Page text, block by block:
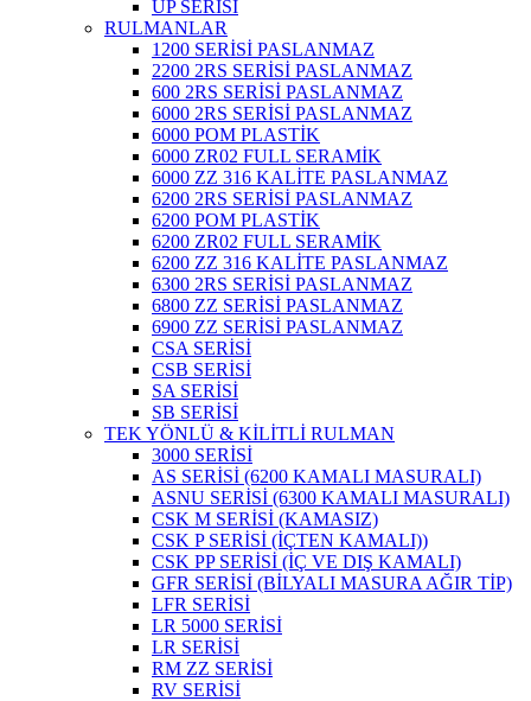
UP SERİSİ
RULMANLAR
1200 SERİSİ PASLANMAZ
2200 2RS SERİSİ PASLANMAZ
600 2RS SERİSİ PASLANMAZ
6000 2RS SERİSİ PASLANMAZ
6000 POM PLASTİK
6000 ZR02 FULL SERAMİK
6000 ZZ 316 KALİTE PASLANMAZ
6200 2RS SERİSİ PASLANMAZ
6200 POM PLASTİK
6200 ZR02 FULL SERAMİK
6200 ZZ 316 KALİTE PASLANMAZ
6300 2RS SERİSİ PASLANMAZ
6800 ZZ SERİSİ PASLANMAZ
6900 ZZ SERİSİ PASLANMAZ
CSA SERİSİ
CSB SERİSİ
SA SERİSİ
SB SERİSİ
TEK YÖNLÜ & KİLİTLİ RULMAN
3000 SERİSİ
AS SERİSİ (6200 KAMALI MASURALI)
ASNU SERİSİ (6300 KAMALI MASURALI)
CSK M SERİSİ (KAMASIZ)
CSK P SERİSİ (İÇTEN KAMALI))
CSK PP SERİSİ (İÇ VE DIŞ KAMALI)
GFR SERİSİ (BİLYALI MASURA AĞIR TİP)
LFR SERİSİ
LR 5000 SERİSİ
LR SERİSİ
RM ZZ SERİSİ
RV SERİSİ